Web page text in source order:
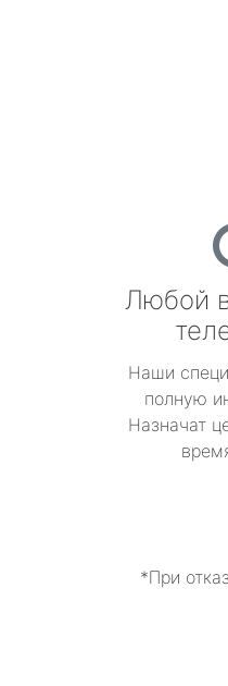
Любой
Наши
полную
Назначат
*При